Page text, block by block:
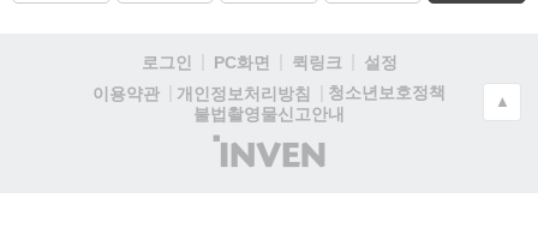
로그인 PC화면 퀵링크
설정
이용약관
개인정보처리방침
청소년보호정책
불법촬영물신고안내
(주)
인
▲